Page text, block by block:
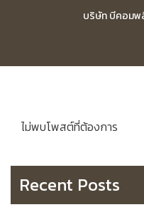
บริษัท บีคอมพ
ไม่พบโพสต์ที่ต้องการ
Recent Posts